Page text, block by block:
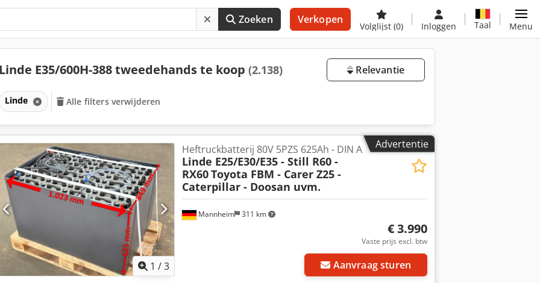
Zoeken Verkopen
Volglijst (0) Inloggen Taal Menu
Linde E35/600H-388 tweedehands te koop (2.138) Relevantie
Linde Alle filters verwijderen
Advertentie
1 /3
Mannheim 311 km
Heftruckbatterij 80V 5PZS 625Ah - DIN A
Linde E25/E30/E35 - Still R60 -
RX60Toyota FBM - Carer Z25 -
Caterpillar - Doosan uvm.
€ 3.990
Vaste prijs excl. btw
Aanvraag sturen